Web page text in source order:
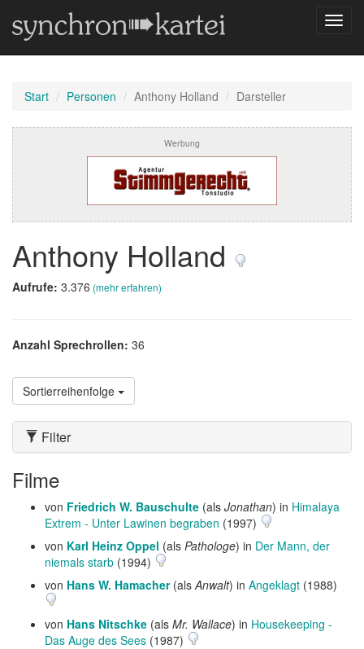
Start Personen Anthony Holland Darsteller
Werbung
Anthony Holland
Aufrufe: 3.376 (mehr erfahren)
Anzahl Sprechrollen: 36
Sortierreihenfolge
Filter
Filme
von Friedrich W. Bauschulte (als Jonathan) in Himalaya
Extrem - Unter Lawinen begraben (1997)
von Karl Heinz Oppel (als Pathologe) in Der Mann, der
niemals starb (1994)
von Hans W. Hamacher(alsAnwalt) in Angeklagt (1988)
von Hans Nitschke (als Mr. Wallace) in Housekeeping -
Das Auge des Sees (1987)